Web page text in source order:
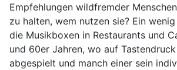
Empfehlungen wildfremder
zu halten, wem nutzen sie? Ein
die Musikboxen in Restaurants und
und 60er Jahren, wo auf
abgespielt und manch einer sein